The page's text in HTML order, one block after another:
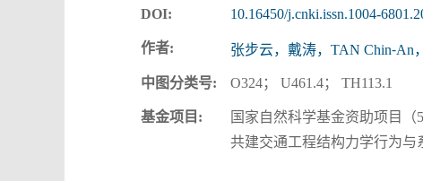
DOI: 10.16450/j.cnki.issn.1004-
作者: 张步云，戴涛，TAN Chin⁃An
中图分类号: O324； U461.4； TH113.1
基金项目:
国家自然科学基金资助项目（
共建交通工程结构力学行为与